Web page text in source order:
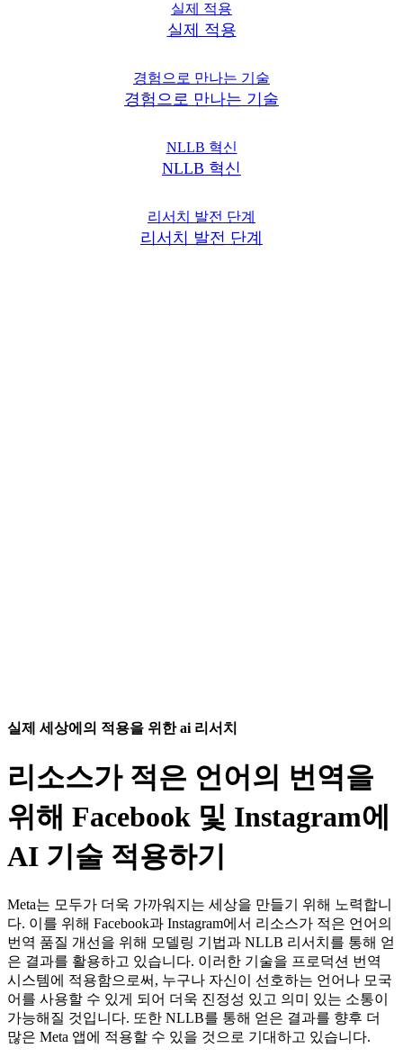
실제 적용
실제 적용
경험으로 만나는 기술
경험으로 만나는 기술
NLLB 혁신
NLLB 혁신
리서치 발전 단계
리서치 발전 단계
실제 세상에의 적용을 위한 ai 리서치
리소스가 적은 언어의 번역을
위해 Facebook 및 Instagram에
AI 기술 적용하기
Meta는 모두가 더욱 가까워지는 세상을 만들기 위해 노력합니
다. 이를 위해 Facebook과 Instagram에서 리소스가 적은 언어의
번역 품질 개선을 위해 모델링 기법과 NLLB 리서치를 통해 얻
은 결과를 활용하고 있습니다. 이러한 기술을 프로덕션 번역
시스템에 적용함으로써, 누구나 자신이 선호하는 언어나 모국
어를 사용할 수 있게 되어 더욱 진정성 있고 의미 있는 소통이
가능해질 것입니다. 또한 NLLB를 통해 얻은 결과를 향후 더
많은 Meta 앱에 적용할 수 있을 것으로 기대하고 있습니다.